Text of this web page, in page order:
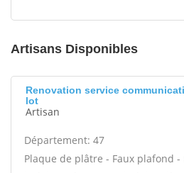
Artisans Disponibles
Renovation service
lot
Artisan
Département: 47
Plaque de plâtre - Faux plafond